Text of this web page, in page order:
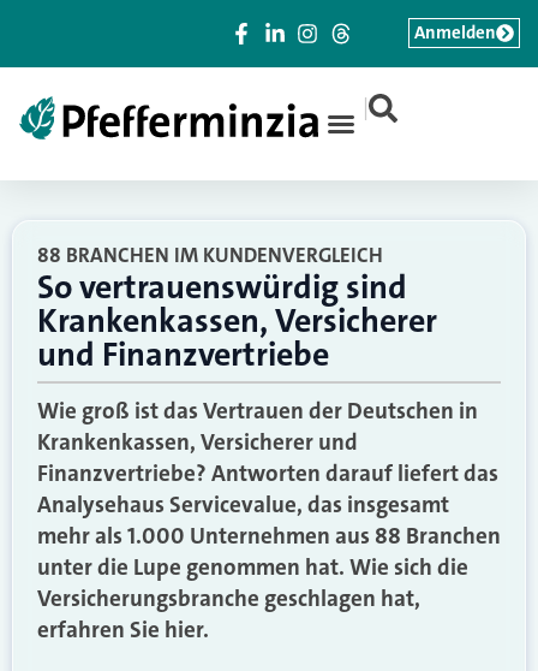
|
Anmelden
88 BRANCHEN IM KUNDENVERGLEICH
So vertrauenswürdig sind
Krankenkassen, Versicherer
und Finanzvertriebe
Wie groß ist das Vertrauen der Deutschen in
Krankenkassen, Versicherer und
Finanzvertriebe? Antworten darauf liefert das
Analysehaus Servicevalue, das insgesamt
mehr als 1.000 Unternehmen aus 88 Branchen
unter die Lupe genommen hat. Wie sich die
Versicherungsbranche geschlagen hat,
erfahren Sie hier.